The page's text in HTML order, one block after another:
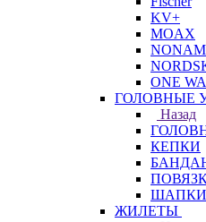
KV+
MOAX
ONE
ГОЛОВНЫЕ
Назад
КЕПКИ
ШАПКИ
ЖИЛЕТЫ